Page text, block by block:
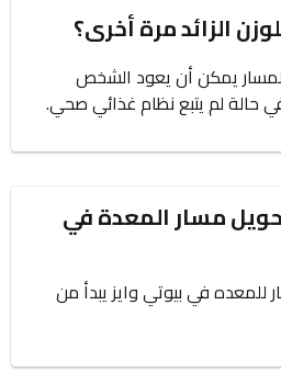
الزائد مرة أخرى؟
يمكن أن يعود الشخص
حالة لم يتبع نظام غذائي صحي.
مسار المعدة في
للمعده في بيوتي وايز يبدأ من